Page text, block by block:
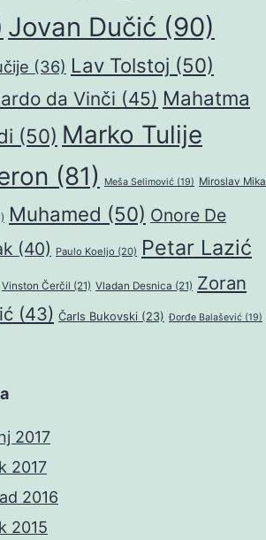
Jovan Dučić (90)
(36) Lav Tolstoj (50)
da Vinči (45) Mahatma
(50) Marko Tulije
(81) Meša Selimović (19) Miroslav Mika
Muhamed (50) Onore De
(40) Paulo Koeljo (20) Petar Lazić
Vinston Čerčil (21) Vladan Desnica (21) Zoran
(43) Čarls Bukovski (23) Đorđe Balašević (19)
2017
2017
2016
2015